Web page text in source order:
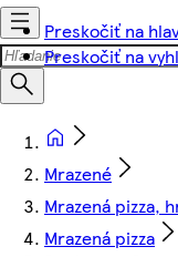
Preskočiť na
Preskočiť na
Mrazené
Mrazená pizza,
Mrazená pizza